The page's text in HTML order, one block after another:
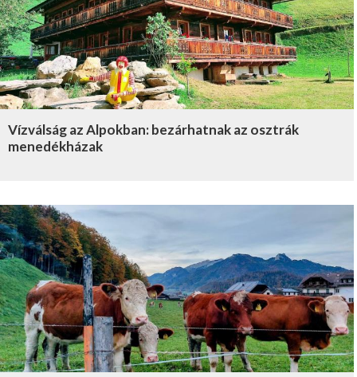
Vízválság az Alpokban: bezárhatnak az osztrák
menedékházak